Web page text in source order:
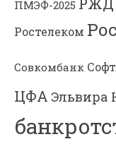
ПМЭФ-2025 РЖД
Ростелеком
Совкомбанк
ЦФА Эльвира